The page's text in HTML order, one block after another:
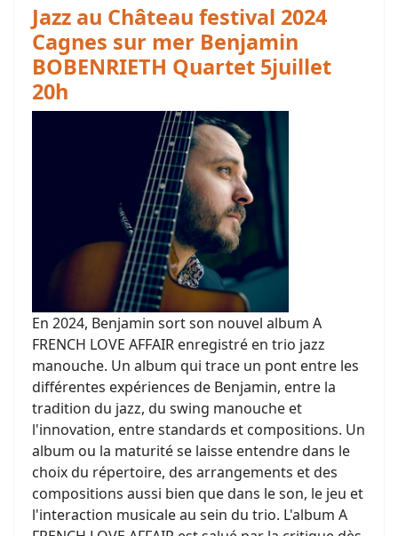
Jazz au Château festival 2024
Cagnes sur mer Benjamin
BOBENRIETH Quartet 5juillet
20h
En 2024, Benjamin sort son nouvel album A
FRENCH LOVE AFFAIR enregistré en trio jazz
manouche. Un album qui trace un pont entre les
différentes expériences de Benjamin, entre la
tradition du jazz, du swing manouche et
l'innovation, entre standards et compositions. Un
album ou la maturité se laisse entendre dans le
choix du répertoire, des arrangements et des
compositions aussi bien que dans le son, le jeu et
l'interaction musicale au sein du trio. L'album A